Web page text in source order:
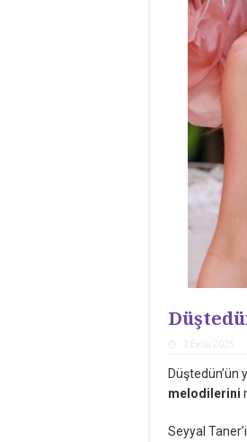
Düştedün’ün
melodilerini
Seyyal